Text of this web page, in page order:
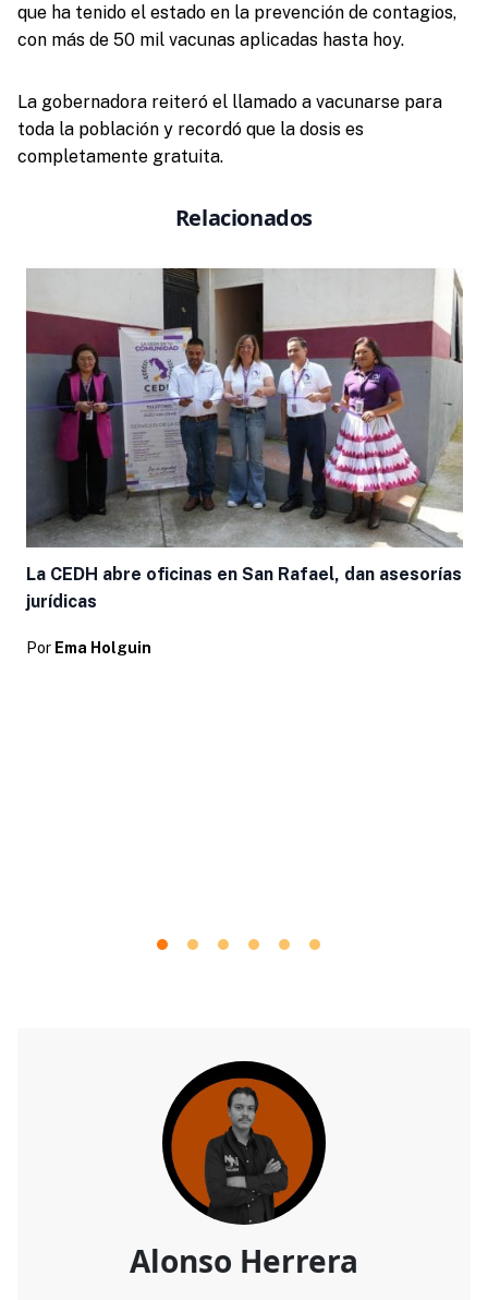
que ha tenido el estado en la prevención de contagios,
con más de 50 mil vacunas aplicadas hasta hoy.
La gobernadora reiteró el llamado a vacunarse para
toda la población y recordó que la dosis es
completamente gratuita.
Relacionados
La CEDH abre oficinas en San Rafael, dan asesorías
jurídicas
Por Ema Holguin
Alonso Herrera